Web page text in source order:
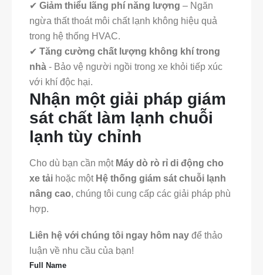
✔ Giảm thiểu lãng phí năng lượng – Ngăn
ngừa thất thoát môi chất lạnh không hiệu quả
trong hệ thống HVAC.
✔ Tăng cường chất lượng không khí trong
nhà - Bảo vệ người ngồi trong xe khỏi tiếp xúc
với khí độc hại.
Nhận một giải pháp giám
sát chất làm lạnh chuỗi
lạnh tùy chỉnh
Cho dù bạn cần một Máy dò rò rỉ di động cho
xe tải hoặc một Hệ thống giám sát chuỗi lạnh
nâng cao, chúng tôi cung cấp các giải pháp phù
hợp.
Liên hệ với chúng tôi ngay hôm nay để thảo
luận về nhu cầu của bạn!
Full Name